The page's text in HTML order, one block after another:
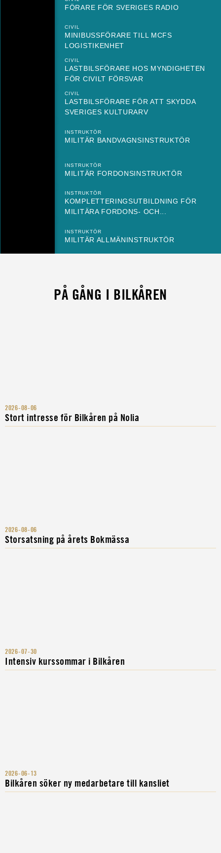
FÖRARE FÖR SVERIGES RADIO
CIVIL
MINIBUSSFÖRARE TILL MCFS
LOGISTIKENHET
CIVIL
LASTBILSFÖRARE HOS MYNDIGHETEN
FÖR CIVILT FÖRSVAR
CIVIL
LASTBILSFÖRARE FÖR ATT SKYDDA
SVERIGES KULTURARV
INSTRUKTÖR
MILITÄR BANDVAGNSINSTRUKTÖR
INSTRUKTÖR
MILITÄR FORDONSINSTRUKTÖR
INSTRUKTÖR
KOMPLETTERINGSUTBILDNING FÖR
MILITÄRA FORDONS- OCH...
INSTRUKTÖR
MILITÄR ALLMÄNINSTRUKTÖR
PÅ GÅNG I BILKÅREN
2026-08-06
Stort intresse för Bilkåren på Nolia
2026-08-06
Storsatsning på årets Bokmässa
2026-07-30
Intensiv kurssommar i Bilkåren
2026-06-13
Bilkåren söker ny medarbetare till kansliet